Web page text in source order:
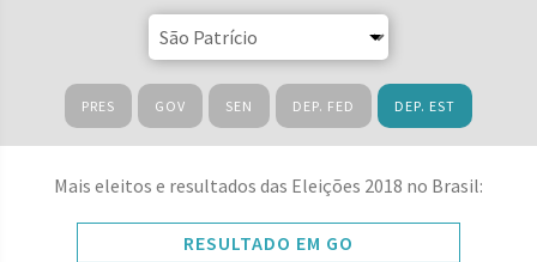
PRES GOV SEN DEP. FED DEP. EST
Mais eleitos e resultados das Eleições 2018 no Brasil:
RESULTADO EM GO